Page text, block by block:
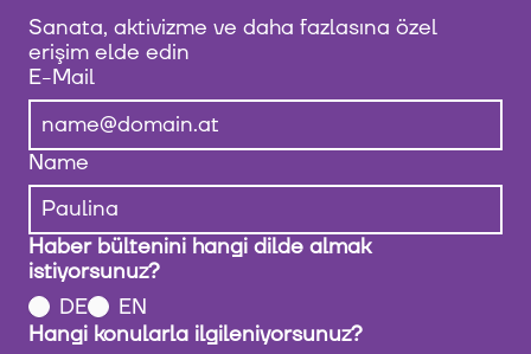
Sanata, aktivizme ve daha fazlasına özel
erişim elde edin
E-Mail
Name
Haber bültenini hangi dilde almak
istiyorsunuz?
DE
EN
Hangi konularla ilgileniyorsunuz?